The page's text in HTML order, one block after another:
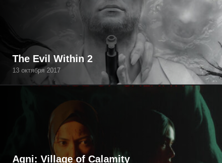
The Evil Within 2
13 октября 2017
Agni: Village of Calamity